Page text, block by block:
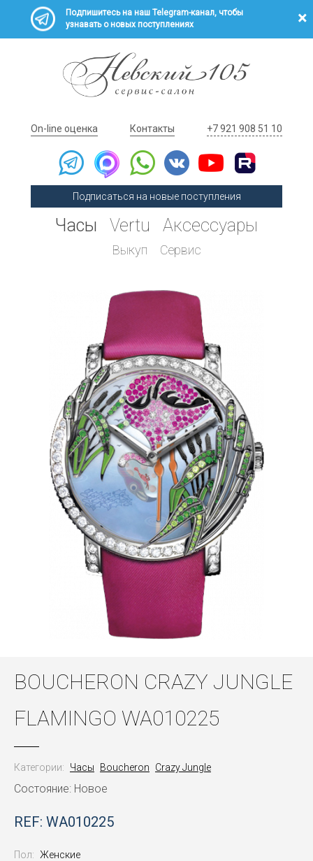
Подпишитесь на наш Telegram-канал, чтобы
узнавать о новых поступлениях
On-line оценка Контакты +7 921 908 51 10
Подписаться на новые поступления
Часы Vertu Аксессуары
Выкуп Сервис
BOUCHERON CRAZY JUNGLE
FLAMINGO WA010225
Категории: Часы Boucheron Crazy Jungle
Состояние: Новое
REF: WA010225
Пол: Женские